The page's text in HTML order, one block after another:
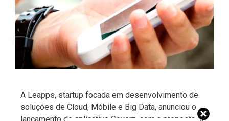
A Leapps, startup focada em desenvolvimento de
soluções de Cloud, Móbile e Big Data, anunciou o
lançamento do aplicativo Govern, com a proposta de